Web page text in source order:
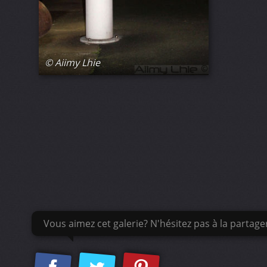
© Aiimy Lhie
Vous aimez cet galerie? N'hésitez pas à la